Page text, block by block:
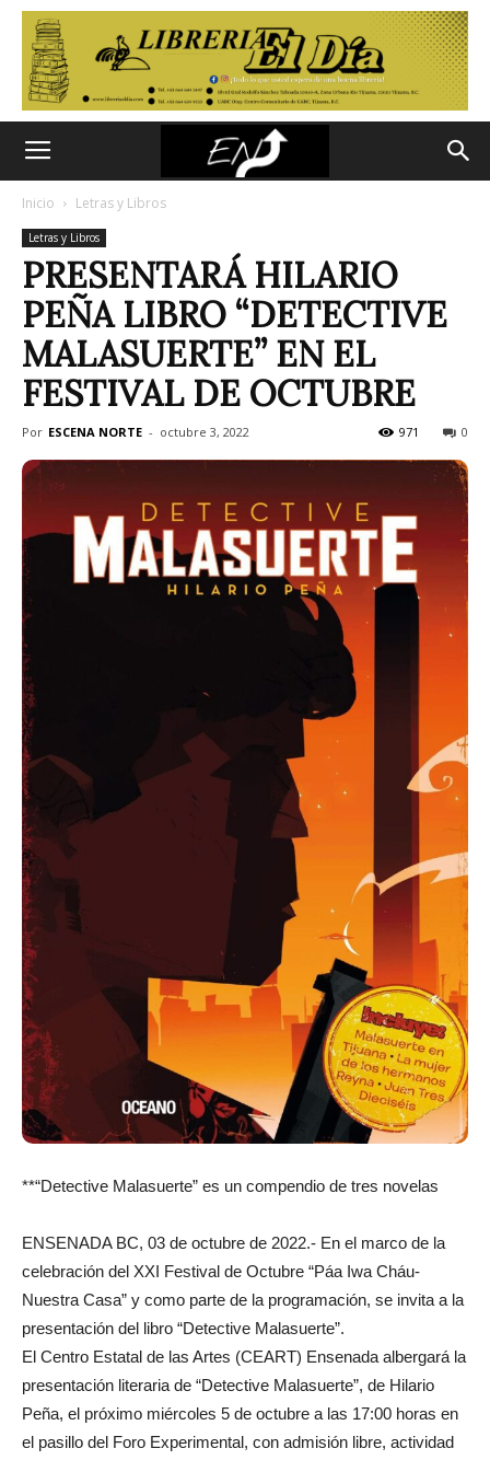
Inicio Letras y Libros
Letras y Libros
PRESENTARÁ HILARIO
PEÑA LIBRO “DETECTIVE
MALASUERTE” EN EL
FESTIVAL DE OCTUBRE
Por ESCENA NORTE - octubre 3, 2022 0
971
**“Detective Malasuerte” es un compendio de tres novelas
ENSENADA BC, 03 de octubre de 2022.- En el marco de la
celebración del XXI Festival de Octubre “Páa Iwa Cháu-
Nuestra Casa” y como parte de la programación, se invita a la
presentación del libro “Detective Malasuerte”.
El Centro Estatal de las Artes (CEART) Ensenada albergará la
presentación literaria de “Detective Malasuerte”, de Hilario
Peña, el próximo miércoles 5 de octubre a las 17:00 horas en
el pasillo del Foro Experimental, con admisión libre, actividad